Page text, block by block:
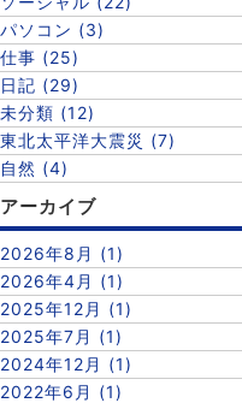
パソコン (3)
仕事 (25)
日記 (29)
未分類 (12)
東北太平洋大震災 (7)
自然 (4)
アーカイブ
2026年8月 (1)
2026年4月 (1)
2025年12月 (1)
2025年7月 (1)
2024年12月 (1)
2022年6月 (1)